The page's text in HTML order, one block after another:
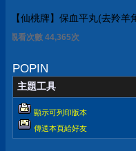
【仙桃牌】保血平丸(去羚羊
觀看次數 44,370次
POPIN
主題工具
顯示可列印版本
傳送本頁給好友